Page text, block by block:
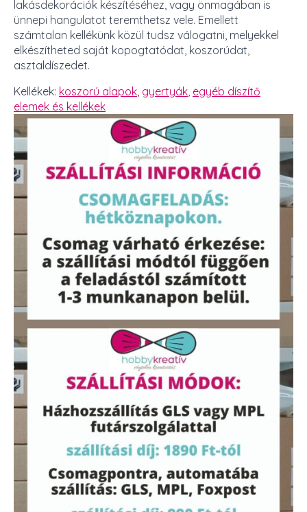
lakásdekorációk készítéséhez, vagy önmagában is
ünnepi hangulatot teremthetsz vele. Emellett
számtalan kellékünk közül tudsz válogatni, melyekkel
elkészítheted saját kopogtatódat, koszorúdat,
asztaldíszedet.
Kellékek: koszorú alapok, gyertyák, egyéb díszítő
elemek és kellékek